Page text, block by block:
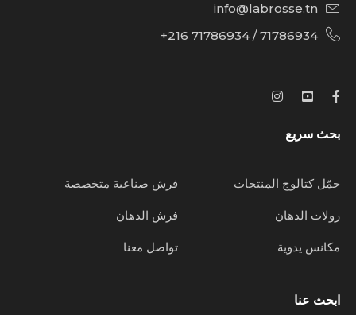
info@labrosse.tn
71786934 / 71786934 216+
بحث سريع
حمّل كتالوج المنتجات فرش صناعية متخصصة
رولات الدهان فرش الدهان
مكانس يدوية تواصل معنا
ابحث عنا